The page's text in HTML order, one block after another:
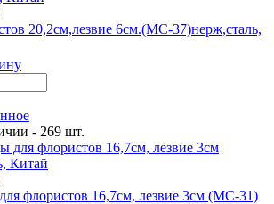
20,2см,лезвие 6см.(МС-37)нерж,сталь,
- 269 шт.
флористов 16,7см, лезвие 3см (МС-31)